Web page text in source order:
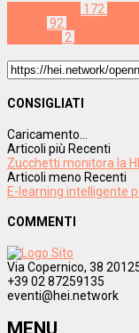
172
92
2
CONSIGLIATI
Caricamento...
Articoli più Recenti
Zucchetti monitora la
Articoli meno Recenti
E-learning intelligente
COMMENTI
Via Copernico, 38
+39 02 87259135
eventi@hei.network